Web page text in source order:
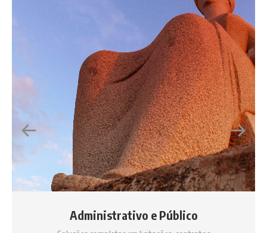
Administrativo e Público